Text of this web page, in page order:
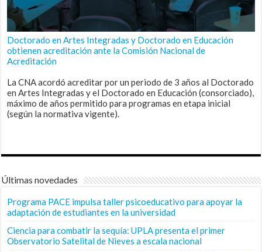
Doctorado en Artes Integradas y Doctorado en Educación
obtienen acreditación ante la Comisión Nacional de
Acreditación
La CNA acordó acreditar por un periodo de 3 años al Doctorado
en Artes Integradas y el Doctorado en Educación (consorciado),
máximo de años permitido para programas en etapa inicial
(según la normativa vigente).
Últimas novedades
Programa PACE impulsa taller psicoeducativo para apoyar la
adaptación de estudiantes en la universidad
Ciencia para combatir la sequía: UPLA presenta el primer
Observatorio Satelital de Nieves a escala nacional